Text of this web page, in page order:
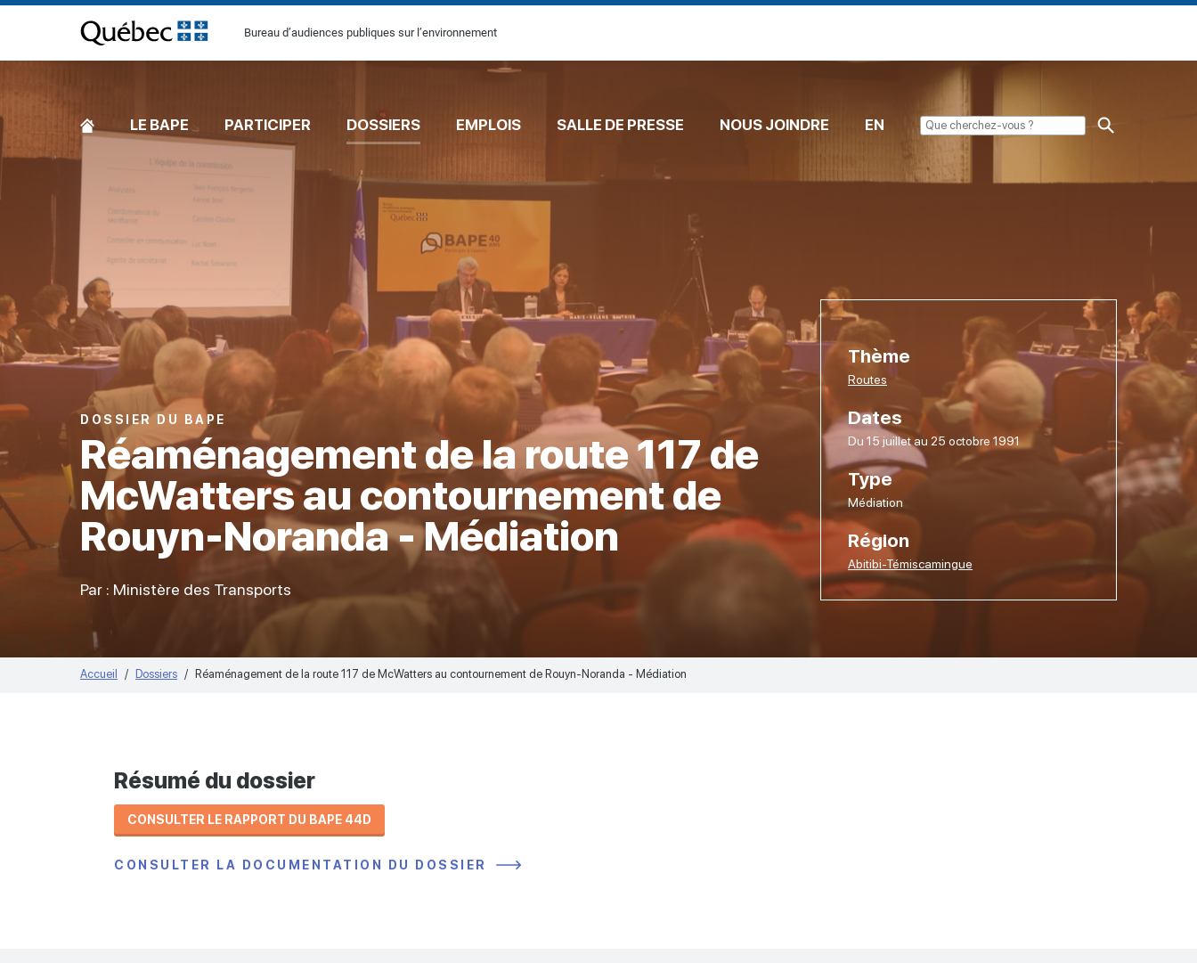
[Common.SkipToContent]
Bureau d’audiences publiques sur l’environnement
ACCUEILLE BAPE PARTICIPER DOSSIERS EMPLOIS SALLE DE PRESSE NOUS JOINDRE EN
DOSSIER DU BAPE
Réaménagement de la route 117 de
McWatters au contournement de
Rouyn-Noranda - Médiation
Par : Ministère des Transports
Thème
Routes
Dates
Du 15 juillet au 25 octobre 1991
Type
Médiation
Région
Abitibi-Témiscamingue
Accueil Dossiers Réaménagement de la route 117 de McWatters au contournement de Rouyn-Noranda - Médiation
Résumé du dossier
CONSULTER LE RAPPORT DU BAPE 44D
CONSULTER LA DOCUMENTATION DU DOSSIER